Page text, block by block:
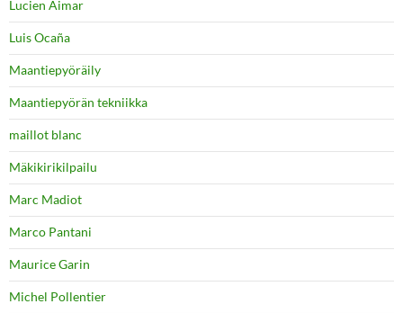
Lucien Aimar
Luis Ocaña
Maantiepyöräily
Maantiepyörän tekniikka
maillot blanc
Mäkikirikilpailu
Marc Madiot
Marco Pantani
Maurice Garin
Michel Pollentier